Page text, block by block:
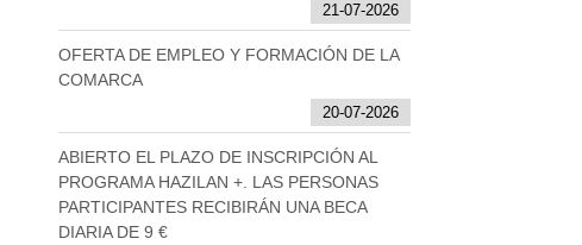
21-07-2026
OFERTA DE EMPLEO Y FORMACIÓN DE LA
COMARCA
20-07-2026
ABIERTO EL PLAZO DE INSCRIPCIÓN AL
PROGRAMA HAZILAN +. LAS PERSONAS
PARTICIPANTES RECIBIRÁN UNA BECA
DIARIA DE 9 €